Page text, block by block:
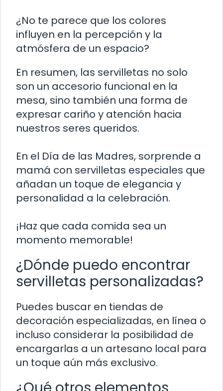
¿No te parece que los colores
influyen en la percepción y la
atmósfera de un espacio?
En resumen, las servilletas no solo
son un accesorio funcional en la
mesa, sino también una forma de
expresar cariño y atención hacia
nuestros seres queridos.
En el Día de las Madres, sorprende a
mamá con servilletas especiales que
añadan un toque de elegancia y
personalidad a la celebración.
¡Haz que cada comida sea un
momento memorable!
¿Dónde puedo encontrar
servilletas personalizadas?
Puedes buscar en tiendas de
decoración especializadas, en línea o
incluso considerar la posibilidad de
encargarlas a un artesano local para
un toque aún más exclusivo.